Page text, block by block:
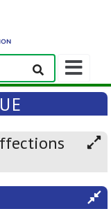
Afficher/
la
barre
navigation